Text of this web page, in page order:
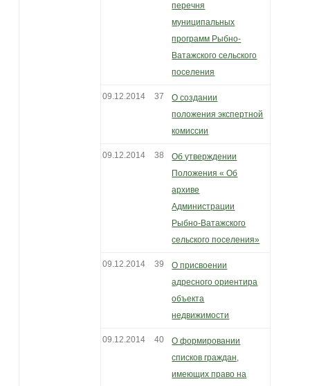
перечня
муниципальных
программ Рыбно-
Ватажского сельского
поселения
09.12.2014 37
О создании
положения экспертной
комиссии
09.12.2014 38
Об утверждении
Положения « Об
архиве
Администрации
Рыбно-Ватажского
сельского поселения»
09.12.2014 39
О присвоении
адресного ориентира
объекта
недвижимости
09.12.2014 40
О формировании
списков граждан,
имеющих право на